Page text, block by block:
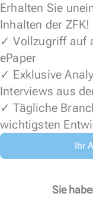
Erhalten Sie
Inhalten der ZFK!
✓ Vollzugriff auf
ePaper
✓ Exklusive
Interviews aus
✓ Tägliche
wichtigsten
Ihr
Sie